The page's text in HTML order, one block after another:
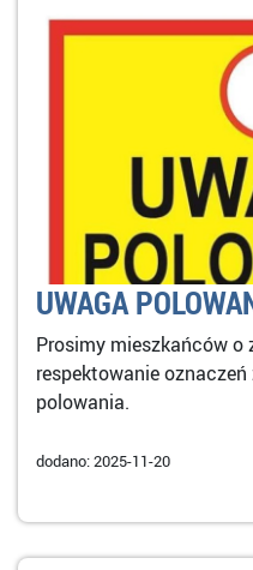
UWAGA
Prosimy mieszkańców
respektowanie
polowania.
dodano: 2025-11-20